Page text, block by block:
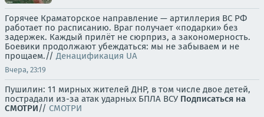
Горячее Краматорское направление — артиллерия ВС РФ
работает по расписанию. Враг получает «подарки» без
задержек. Каждый прилёт не сюрприз, а закономерность.
Боевики продолжают убеждаться: мы не забываем и не
прощаем.// Денацификация UA
Вчера, 23:19
Пушилин: 11 мирных жителей ДНР, в том числе двое детей,
пострадали из-за атак ударных БПЛА ВСУ Подписаться на
СМОТРИ// СМОТРИ